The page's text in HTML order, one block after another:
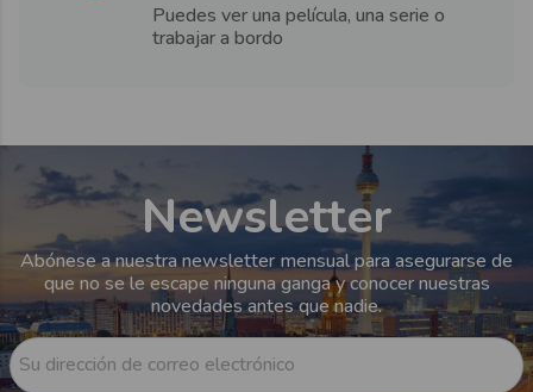
Puedes ver una película, una serie o
trabajar a bordo
Newsletter
Abónese a nuestra newsletter mensual para asegurarse de
que no se le escape ninguna ganga y conocer nuestras
novedades antes que nadie.
Su dirección de correo electrónico